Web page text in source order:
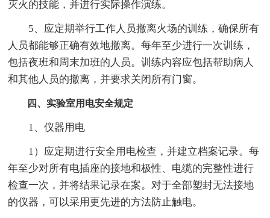
灭火的技能，并进行实际操作演练。
5、应定期举行工作人员撤离火场的训练，确保所有
人员都能够正确有效地撤离。每年至少进行一次训练，
包括夜班和周末加班的人员。训练内容应包括帮助病人
和其他人员的撤离，并要求关闭所有门窗。
四、实验室用电安全规定
1、仪器用电
1）应定期进行安全用电检查，并建立档案记录。每
年至少对所有电插座的接地和极性、电缆的完整性进行
检查一次，并将结果记录在案。对于全部塑封无法接地
的仪器，可以采用更先进的方法防止触电。